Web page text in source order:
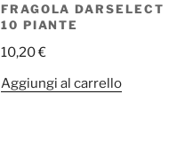
FRAGOLA DARSELECT
10 PIANTE
10,20€
Aggiungi al carrello